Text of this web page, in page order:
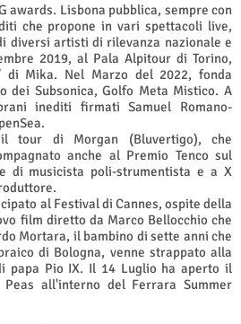
awards. Lisbona pubblica, sempre con
che propone in vari spettacoli live,
diversi artisti di rilevanza nazionale e
2019, al Pala Alpitour di Torino,
di Mika. Nel Marzo del 2022, fonda
dei Subsonica, Golfo Meta Mistico. A
inediti firmati Samuel Romano-
tour di Morgan (Bluvertigo), che
anche al Premio Tenco sul
di musicista poli-strumentista e a X
al Festival di Cannes, ospite della
film diretto da Marco Bellocchio che
Mortara, il bambino di sette anni che
di Bologna, venne strappato alla
papa Pio IX. Il 14 Luglio ha aperto il
all'interno del Ferrara Summer